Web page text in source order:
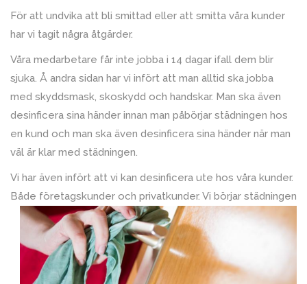
För att undvika att bli smittad eller att smitta våra kunder
har vi tagit några åtgärder.
Våra medarbetare får inte jobba i 14 dagar ifall dem blir
sjuka. Å andra sidan har vi infört att man alltid ska jobba
med skyddsmask, skoskydd och handskar. Man ska även
desinficera sina händer innan man påbörjar städningen hos
en kund och man ska även desinficera sina händer när man
väl är klar med städningen.
Vi har även infört att vi kan desinficera ute hos våra kunder.
Både företagskunder och privatkunder. Vi börjar städningen